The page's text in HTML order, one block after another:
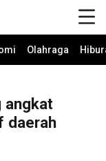
Olahraga
angkat
daerah